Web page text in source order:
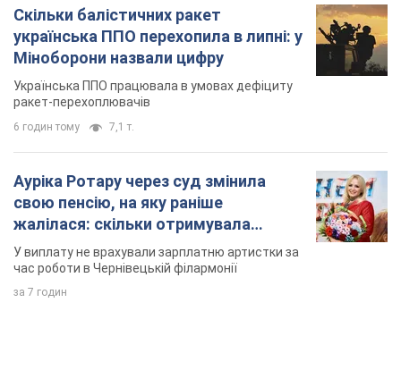
Скільки балістичних ракет
українська ППО перехопила в липні: у
Міноборони назвали цифру
Українська ППО працювала в умовах дефіциту
ракет-перехоплювачів
6 годин тому 7,1 т.
Ауріка Ротару через суд змінила
свою пенсію, на яку раніше
жалілася: скільки отримувала
співачка
У виплату не врахували зарплатню артистки за
час роботи в Чернівецькій філармонії
за 7 годин